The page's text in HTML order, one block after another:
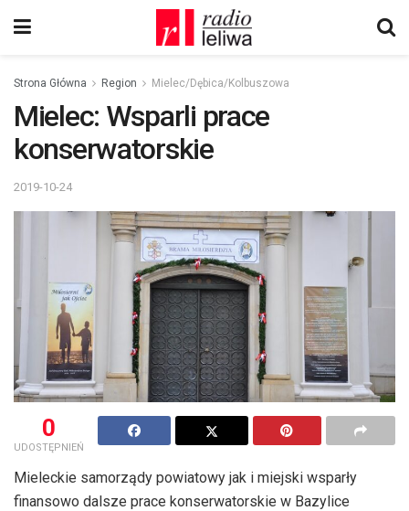
Strona Główna Region Mielec/Dębica/Kolbuszowa
Mielec: Wsparli prace
konserwatorskie
2019-10-24
0
UDOSTĘPNIEŃ
Mieleckie samorządy powiatowy jak i miejski wsparły
finansowo dalsze prace konserwatorskie w Bazylice